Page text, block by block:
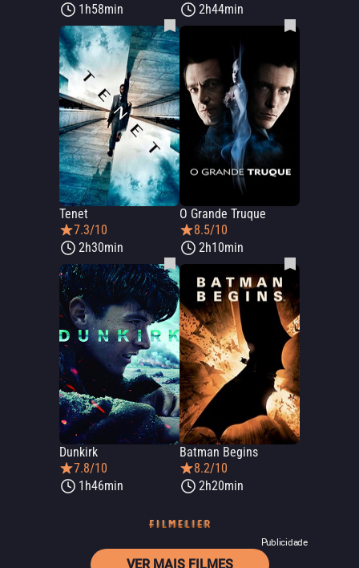
1h58min
2h44min
Tenet
7.3/10
2h30min
O Grande Truque
8.5/10
2h10min
Dunkirk
7.8/10
1h46min
Batman Begins
8.2/10
2h20min
Publicidade
VER MAIS FILMES